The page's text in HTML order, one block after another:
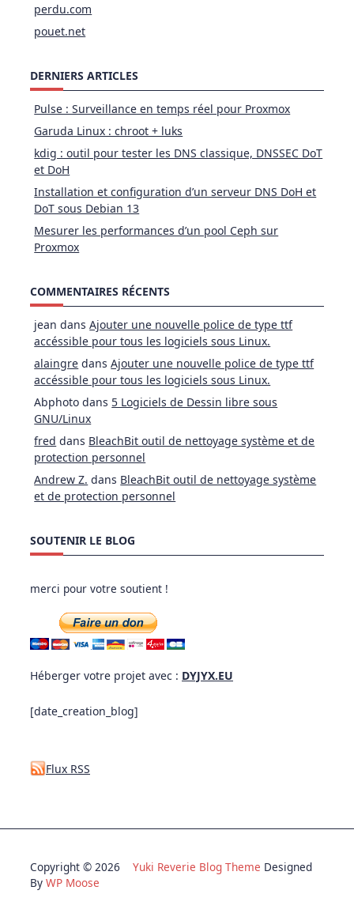
perdu.com
pouet.net
DERNIERS ARTICLES
Pulse : Surveillance en temps réel pour Proxmox
Garuda Linux : chroot + luks
kdig : outil pour tester les DNS classique, DNSSEC DoT
et DoH
Installation et configuration d’un serveur DNS DoH et
DoT sous Debian 13
Mesurer les performances d’un pool Ceph sur
Proxmox
COMMENTAIRES RÉCENTS
jean dansAjouter une nouvelle police de type ttf
accéssible pour tous les logiciels sous Linux.
alaingre dansAjouter une nouvelle police de type ttf
accéssible pour tous les logiciels sous Linux.
Abphoto dans 5 Logiciels de Dessin libre sous
GNU/Linux
fred dans BleachBit outil de nettoyage système et de
protection personnel
Andrew Z. dans BleachBit outil de nettoyage système
et de protection personnel
SOUTENIR LE BLOG
merci pour votre soutient !
Héberger votre projet avec : DYJYX.EU
[date_creation_blog]
Flux RSS
Copyright © 2026 Yuki Reverie Blog Theme Designed
By WP Moose